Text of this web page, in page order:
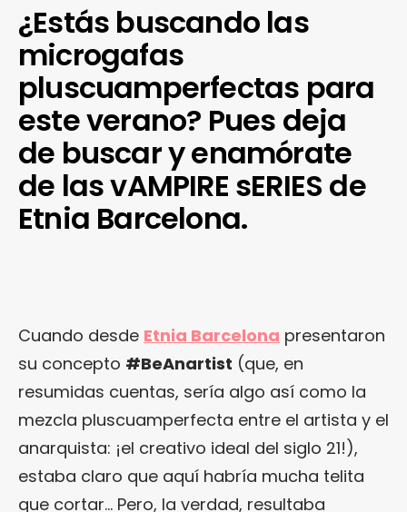
¿Estás buscando las
microgafas
pluscuamperfectas para
este verano? Pues deja
de buscar y enamórate
de las vAMPIRE sERIES de
Etnia Barcelona.
Cuando desde Etnia Barcelona presentaron
su concepto #BeAnartist (que, en
resumidas cuentas, sería algo así como la
mezcla pluscuamperfecta entre el artista y el
anarquista: ¡el creativo ideal del siglo 21!),
estaba claro que aquí habría mucha telita
que cortar… Pero, la verdad, resultaba